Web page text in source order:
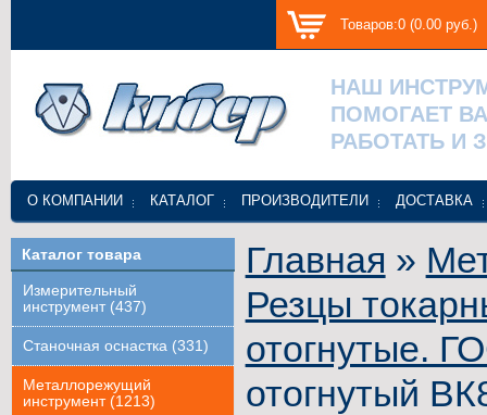
Товаров:0 (0.00 руб.)
НАШ
ПОМОГАЕТ
РАБОТАТЬ И
О КОМПАНИИ КАТАЛОГ ПРОИЗВОДИТЕЛИ ДОСТАВКА
Каталог товара
Измерительный
инструмент (437)
Станочная оснастка (331)
Металлорежущий
инструмент (1213)
Главная »
Резцы
отогнутые.
отогнутый